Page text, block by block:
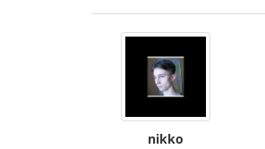
nikko